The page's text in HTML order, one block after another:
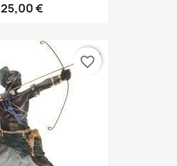
25,00 €
favorite_border